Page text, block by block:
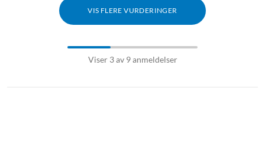
VIS FLERE VURDERINGER
Viser 3 av 9 anmeldelser